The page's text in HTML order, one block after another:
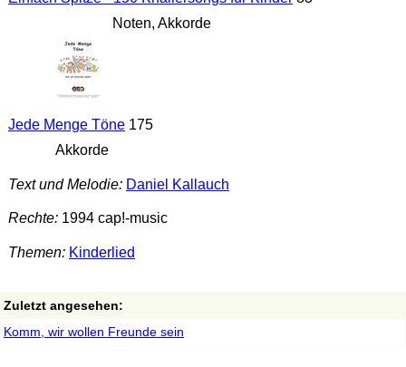
Noten, Akkorde
Jede Menge Töne175
Akkorde
Text und Melodie: Daniel Kallauch
Rechte:1994 cap!-music
Themen: Kinderlied
Zuletzt angesehen:
Komm, wir wollen Freunde sein